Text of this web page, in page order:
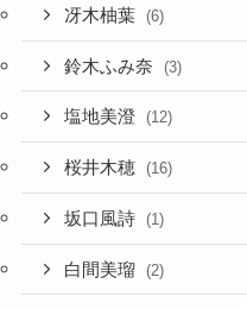
冴木柚葉 (6)
鈴木ふみ奈 (3)
塩地美澄 (12)
桜井木穂 (16)
坂口風詩 (1)
白間美瑠 (2)